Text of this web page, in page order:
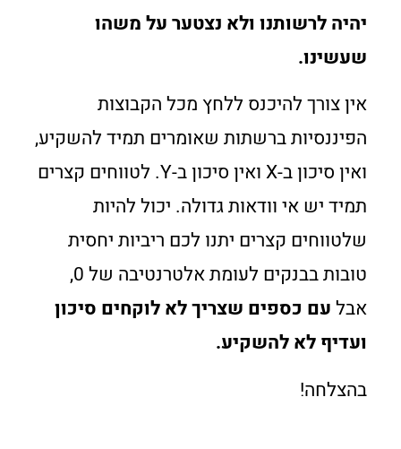
יהיה לרשותנו ולא נצטער על משהו
שעשינו.
אין צורך להיכנס ללחץ מכל הקבוצות
הפיננסיות ברשתות שאומרים תמיד להשקיע,
ואין סיכון ב-X ואין סיכון ב-Y. לטווחים קצרים
תמיד יש אי וודאות גדולה. יכול להיות
שלטווחים קצרים יתנו לכם ריביות יחסית
טובות בבנקים לעומת אלטרנטיבה של 0,
אבלעם כספים שצריך לא לוקחים סיכון
ועדיף לא להשקיע.
בהצלחה!